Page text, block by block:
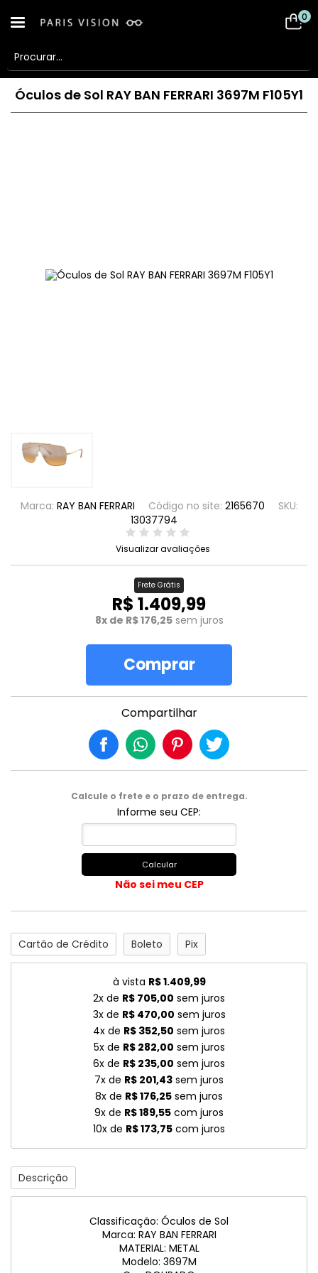
0
Óculos de Sol RAY BAN FERRARI 3697M F105Y1
Marca: RAY BAN FERRARI Código no site: 2165670
SKU:
13037794
Visualizar avaliações
Frete Grátis
R$ 1.409,99
8x de R$ 176,25 sem juros
Comprar
Compartilhar
Calcule o frete e o prazo de entrega.
Informe seu CEP:
Calcular
Não sei meu CEP
Cartão de Crédito Boleto Pix
à vista R$ 1.409,99
2x de R$ 705,00 sem juros
3x de R$ 470,00 sem juros
4x de R$ 352,50 sem juros
5x de R$ 282,00 sem juros
6x de R$ 235,00 sem juros
7x de R$ 201,43 sem juros
8x de R$ 176,25 sem juros
9x de R$ 189,55 com juros
10x de R$ 173,75 com juros
Descrição
Classificação: Óculos de Sol
Marca: RAY BAN FERRARI
MATERIAL: METAL
Modelo: 3697M